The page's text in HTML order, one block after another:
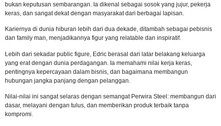
bukan keputusan sembarangan. Ia dikenal sebagai sosok yang jujur, pekerja
keras, dan sangat dekat dengan masyarakat dari berbagai lapisan.
Kariernya di dunia hiburan lebih dari dua dekade, ditambah sebagai pebisnis
dan family man, menjadikannya figur yang relatable dan inspiratif.
Lebih dari sekadar public figure, Edric berasal dari latar belakang keluarga
yang erat dengan dunia perdagangan. Ia memahami nilai kerja keras,
pentingnya kepercayaan dalam bisnis, dan bagaimana membangun
hubungan jangka panjang dengan pelanggan.
Nilai-nilai ini sangat selaras dengan semangat Perwira Steel: membangun dari
dasar, melayani dengan tulus, dan memberikan produk terbaik tanpa
kompromi.